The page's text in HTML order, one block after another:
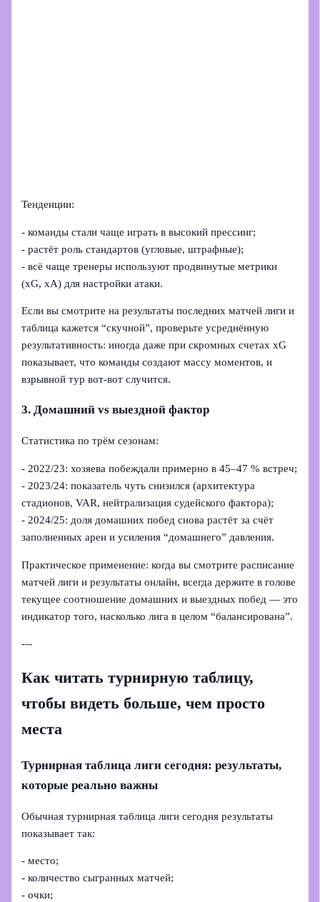
Тенденции:
- команды стали чаще играть в высокий прессинг;
- растёт роль стандартов (угловые, штрафные);
- всё чаще тренеры используют продвинутые метрики
(xG, xA) для настройки атаки.
Если вы смотрите на результаты последних матчей лиги и
таблица кажется “скучной”, проверьте усреднённую
результативность: иногда даже при скромных счетах xG
показывает, что команды создают массу моментов, и
взрывной тур вот‑вот случится.
3. Домашний vs выездной фактор
Статистика по трём сезонам:
- 2022/23: хозяева побеждали примерно в 45–47 % встреч;
- 2023/24: показатель чуть снизился (архитектура
стадионов, VAR, нейтрализация судейского фактора);
- 2024/25: доля домашних побед снова растёт за счёт
заполненных арен и усиления “домашнего” давления.
Практическое применение: когда вы смотрите расписание
матчей лиги и результаты онлайн, всегда держите в голове
текущее соотношение домашних и выездных побед — это
индикатор того, насколько лига в целом “балансирована”.
---
Как читать турнирную таблицу,
чтобы видеть больше, чем просто
места
Турнирная таблица лиги сегодня: результаты,
которые реально важны
Обычная турнирная таблица лиги сегодня результаты
показывает так:
- место;
- количество сыгранных матчей;
- очки;